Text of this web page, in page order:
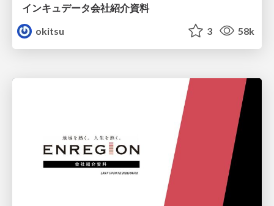
インキュデータ会社紹介資料
okitsu
3 58k